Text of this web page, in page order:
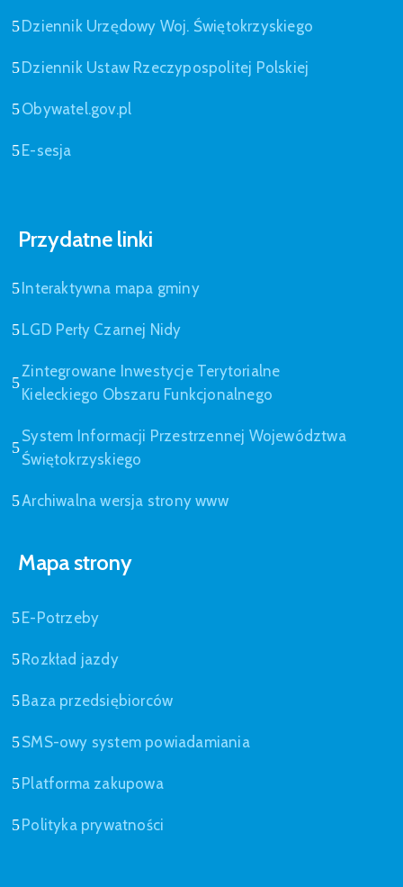
Dziennik Urzędowy Woj. Świętokrzyskiego
Dziennik Ustaw Rzeczypospolitej Polskiej
Obywatel.gov.pl
E-sesja
Przydatne linki
Interaktywna mapa gminy
LGD Perły Czarnej Nidy
Zintegrowane Inwestycje Terytorialne
Kieleckiego Obszaru Funkcjonalnego
System Informacji Przestrzennej Województwa
Świętokrzyskiego
Archiwalna wersja strony www
Mapa strony
E-Potrzeby
Rozkład jazdy
Baza przedsiębiorców
SMS-owy system powiadamiania
Platforma zakupowa
Polityka prywatności